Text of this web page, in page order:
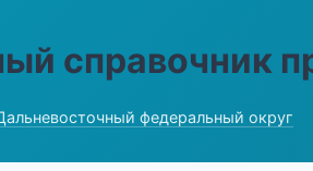
справочник
федеральный округ